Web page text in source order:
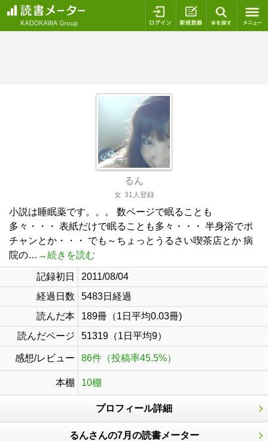
ログイン 新規登録
るん
女 31人登録
小説は睡眠薬です。。。 数ページで眠ることも
多々・・・ 表紙だけで眠ることも多々・・・ 半身浴でポ
チャンとか・・・ でも～ちょっとうるさい喫茶店とか 病
院の… →続きを読む
記録初日
2011/08/04
経過日数
5483日経過
読んだ本
189冊（1日平均0.03冊)
読んだページ
51319（1日平均9）
感想/レビュー 86件（投稿率45.5%）
本棚 10棚
プロフィール詳細
るんさんの7月の読書メーター